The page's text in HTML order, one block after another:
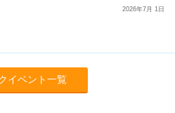
2026年7月 1日
イベント一覧